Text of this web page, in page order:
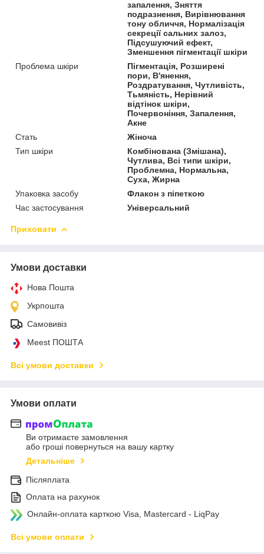
запалення, Зняття
подразнення, Вирівнювання
тону обличчя, Нормалізація
секреції сальних залоз,
Підсушуючий ефект,
Зменшення пігментації шкіри
Проблема шкіри
Пігментація, Розширені
пори, В'янення,
Роздратування, Чутливість,
Тьмяність, Нерівний
відтінок шкіри,
Почервоніння, Запалення,
Акне
Стать
Жіноча
Тип шкіри
Комбінована (Змішана),
Чутлива, Всі типи шкіри,
Проблемна, Нормальна,
Суха, Жирна
Упаковка засобу
Флакон з піпеткою
Час застосування
Універсальний
Приховати
Умови доставки
Нова Пошта
Укрпошта
Самовивіз
Meest ПОШТА
Всі умови доставки
Умови оплати
Ви отримаєте замовлення
або гроші повернуться на вашу картку
Детальніше
Післяплата
Оплата на рахунок
Онлайн-оплата карткою Visa, Mastercard - LiqPay
Всі умови оплати